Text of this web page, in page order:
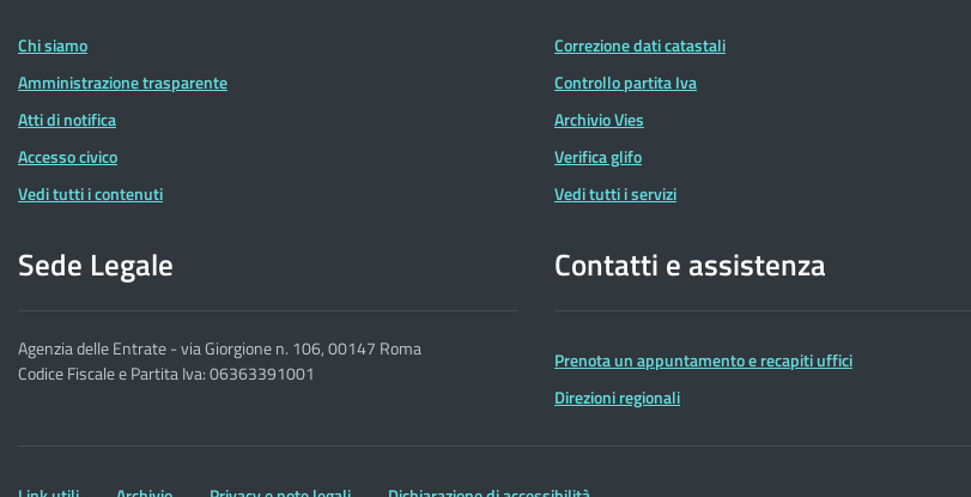
Entrate
Chi siamo
Amministrazione trasparente
Atti di notifica
Accesso civico
Vedi tutti i contenuti
Correzione dati catastali
Controllo partita Iva
Archivio Vies
Verifica glifo
Vedi tutti i servizi
Sede Legale
Agenzia delle Entrate - via Giorgione n. 106, 00147 Roma
Codice Fiscale e Partita Iva: 06363391001
Contatti e assistenza
Prenota un appuntamento e recapiti uffici
Direzioni regionali
Altre